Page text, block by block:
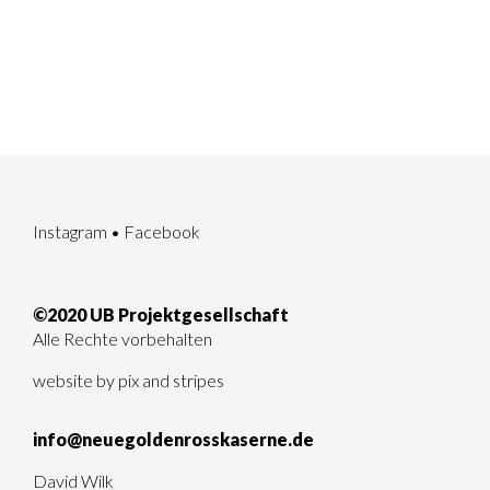
Instagram • Facebook
©2020 UB Projektgesellschaft
Alle Rechte vorbehalten
website by pix and stripes
info@neuegoldenrosskaserne.de
David Wilk